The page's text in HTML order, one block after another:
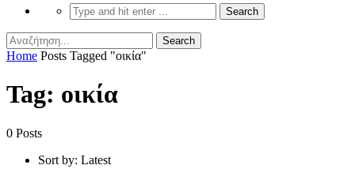
Home Posts Tagged "οικία"
Tag: οικία
0 Posts
Sort by: Latest